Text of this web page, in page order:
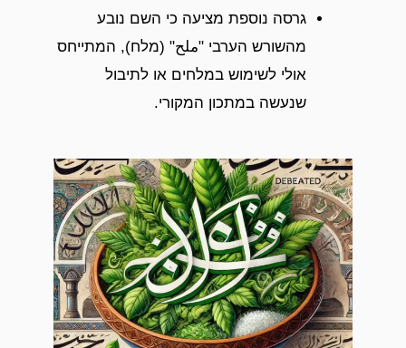
גרסה נוספת מציעה כי השם נובע
מהשורש הערבי "ملح" (מלח), המתייחס
אולי לשימוש במלחים או לתיבול
שנעשה במתכון המקורי.